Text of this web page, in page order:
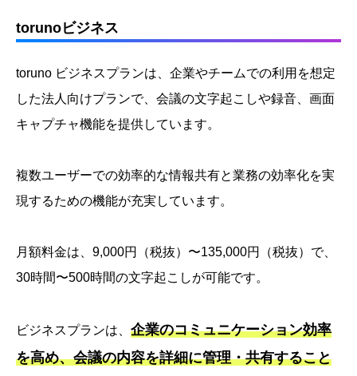
torunoビジネス
toruno ビジネスプランは、企業やチームでの利用を想定
した法人向けプランで、会議の文字起こしや録音、画面
キャプチャ機能を提供しています。
複数ユーザーでの効率的な情報共有と業務の効率化を実
現するための機能が充実しています。
月額料金は、9,000円（税抜）〜135,000円（税抜）で、
30時間〜500時間の文字起こしが可能です。
ビジネスプランは、 企業のコミュニケーション効率
を高め、会議の内容を詳細に管理・共有すること